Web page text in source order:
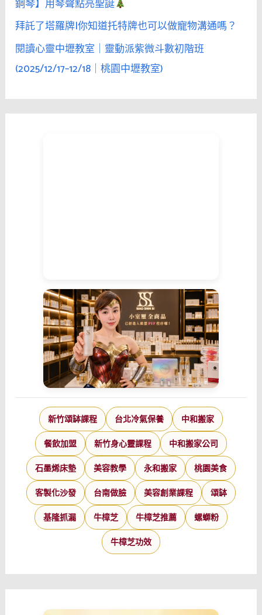
惑
她，
不
如
較
肯
鋼琴】用琴聲點亮聖誕
拜託了塔羅牌|你知道托特牌也可以做寵物溝通嗎？
閱讀心靈中壢教室｜靈動派紫微斗數初階班
(2025/12/17–12/18｜桃園中壢教室)
新竹頌缽課程 台北冷氣保養 中和搬家
餐飲加盟 新竹身心靈課程 中和搬家公司
石墨烯床墊 美容教學 永和搬家 桃園美食
客製化沙發 台南做臉 美容創業課程 頌缽
基隆抓漏 牛樟芝 牛樟芝推薦 螺螄粉
牛樟芝功效